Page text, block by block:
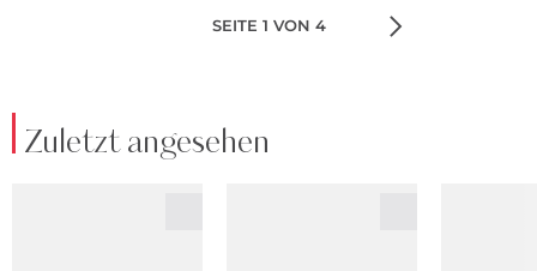
SEITE 1 VON 4
Zuletzt angesehen